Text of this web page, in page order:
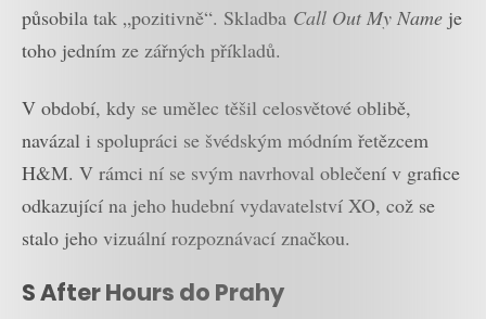
působila tak „pozitivně“. Skladba Call Out My Name je
toho jedním ze zářných příkladů.
V období, kdy se umělec těšil celosvětové oblibě,
navázal i spolupráci se švédským módním řetězcem
H&M. V rámci ní se svým navrhoval oblečení v grafice
odkazující na jeho hudební vydavatelství XO, což se
stalo jeho vizuální rozpoznávací značkou.
S After Hours do Prahy